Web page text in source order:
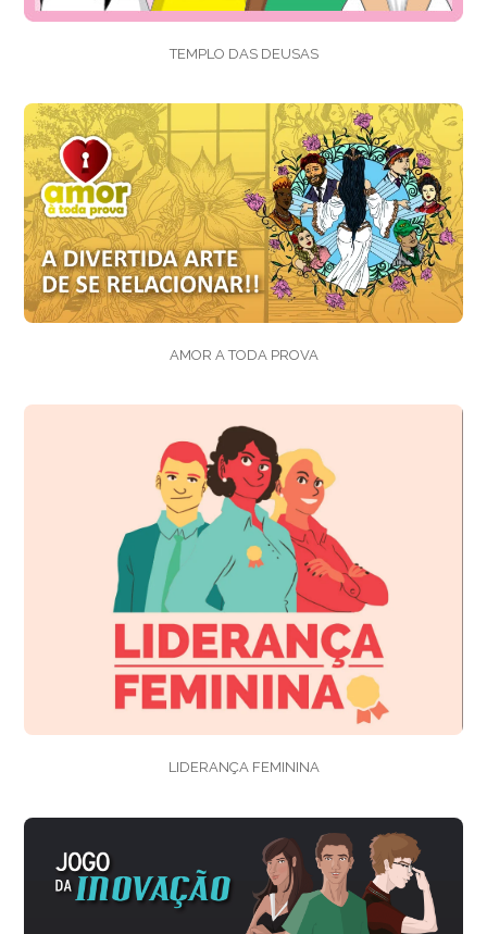
TEMPLO DAS DEUSAS
AMOR A TODA PROVA
LIDERANÇA FEMININA